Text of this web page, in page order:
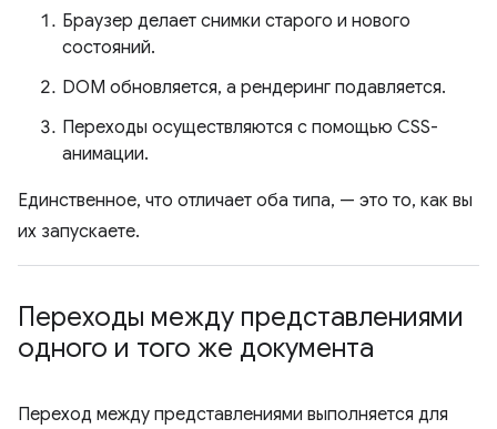
Браузер делает снимки старого и нового
состояний.
DOM обновляется, а рендеринг подавляется.
Переходы осуществляются с помощью CSS-
анимации.
Единственное, что отличает оба типа, — это то, как вы
их запускаете.
Переходы между представлениями
одного и того же документа
Переход между представлениями выполняется для